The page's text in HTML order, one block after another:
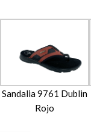
Sandalia 9761 Dublin
Rojo